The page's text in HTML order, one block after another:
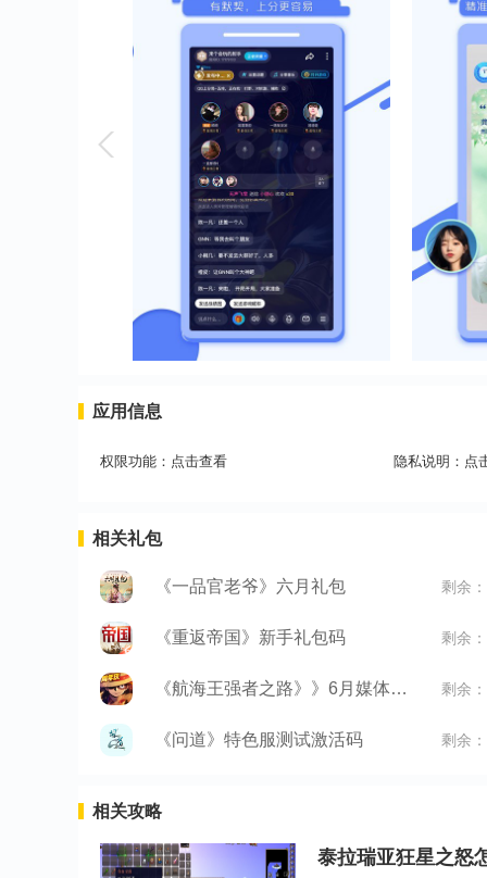
应用信息
权限功能： 点击查看 隐私说明： 点
相关礼包
《一品官老爷》六月礼包 剩余
《重返帝国》新手礼包码 剩余
《航海王强者之路》》6月媒体礼包 剩余
《问道》特色服测试激活码 剩余
相关攻略
泰拉瑞亚狂星之怒